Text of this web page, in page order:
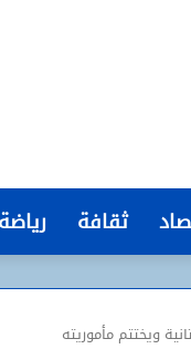
ثقافة رياضة
ويختتم مأموريته